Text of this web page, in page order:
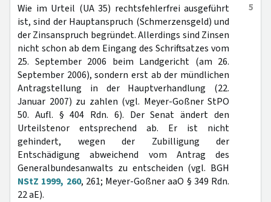
5
Wie im Urteil (UA 35) rechtsfehlerfrei ausgeführt
ist, sind der Hauptanspruch (Schmerzensgeld) und
der Zinsanspruch begründet. Allerdings sind Zinsen
nicht schon ab dem Eingang des Schriftsatzes vom
25. September 2006 beim Landgericht (am 26.
September 2006), sondern erst ab der mündlichen
Antragstellung in der Hauptverhandlung (22.
Januar 2007) zu zahlen (vgl. Meyer-Goßner StPO
50. Aufl. § 404 Rdn. 6). Der Senat ändert den
Urteilstenor entsprechend ab. Er ist nicht
gehindert, wegen der Zubilligung der
Entschädigung abweichend vom Antrag des
Generalbundesanwalts zu entscheiden (vgl. BGH
NStZ 1999, 260, 261; Meyer-Goßner aaO § 349 Rdn.
22 aE).